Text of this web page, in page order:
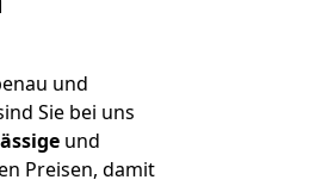
und
Sie bei uns
und
Preisen, damit